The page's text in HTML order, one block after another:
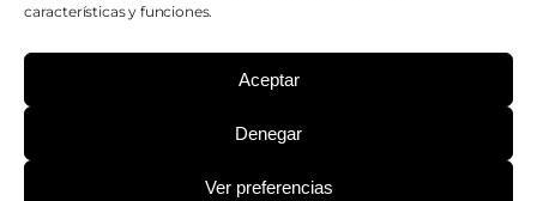
características y funciones.
Aceptar
Denegar
Ver preferencias
Política de privacidad